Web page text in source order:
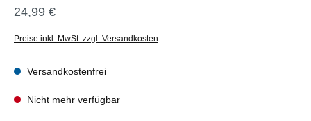
Regulärer Preis:
24,99 €
Preise inkl. MwSt. zzgl. Versandkosten
Versandkostenfrei
Nicht mehr verfügbar